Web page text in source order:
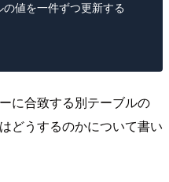
値を一件ずつ更新する
に合致する別テーブルの
どうするのかについて書い